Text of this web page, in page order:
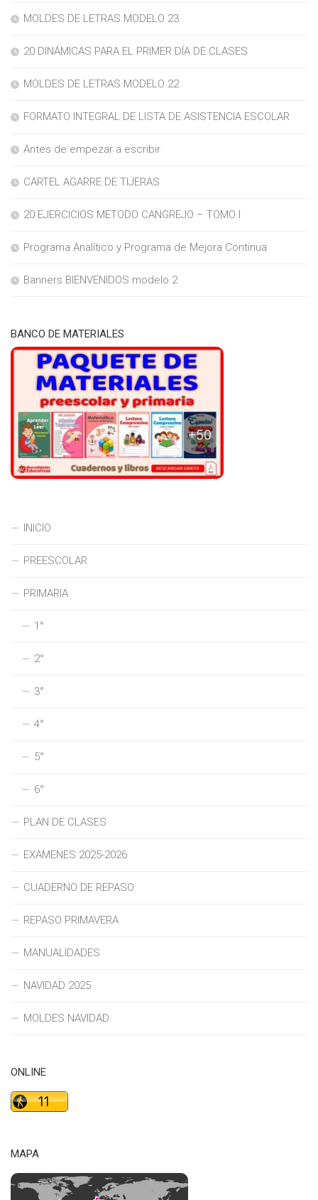
MOLDES DE LETRAS MODELO 23
20 DINÁMICAS PARA EL PRIMER DÍA DE CLASES
MOLDES DE LETRAS MODELO 22
FORMATO INTEGRAL DE LISTA DE ASISTENCIA ESCOLAR
Antes de empezar a escribir
CARTEL AGARRE DE TIJERAS
20 EJERCICIOS METODO CANGREJO – TOMO I
Programa Analítico y Programa de Mejora Continua
Banners BIENVENIDOS modelo 2
BANCO DE MATERIALES
INICIO
PREESCOLAR
PRIMARIA
1°
2°
3°
4°
5°
6°
PLAN DE CLASES
EXAMENES 2025-2026
CUADERNO DE REPASO
REPASO PRIMAVERA
MANUALIDADES
NAVIDAD 2025
MOLDES NAVIDAD
ONLINE
MAPA